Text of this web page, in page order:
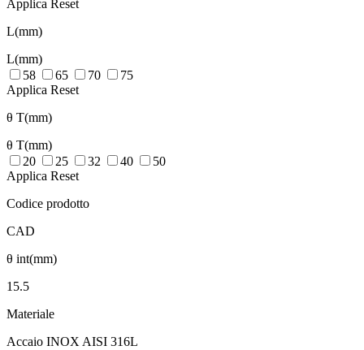
Applica Reset
L(mm)
L(mm)
58
65 70
75
Applica Reset
θ T(mm)
θ T(mm)
20
25 32 40
50
Applica Reset
Codice prodotto
CAD
θ int(mm)
15.5
Materiale
Accaio INOX AISI 316L